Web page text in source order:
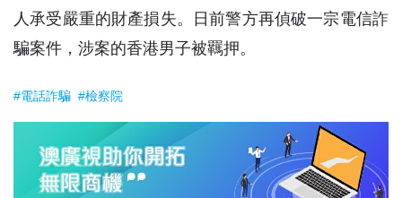
人承受嚴重的財產損失。日前警方再偵破一宗電信詐
騙案件，涉案的香港男子被羈押。
#電話詐騙 #檢察院